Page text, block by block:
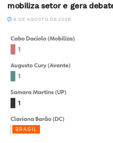
mobiliza setor e gera
6 DE AGOSTO DE 2026
BRASIL